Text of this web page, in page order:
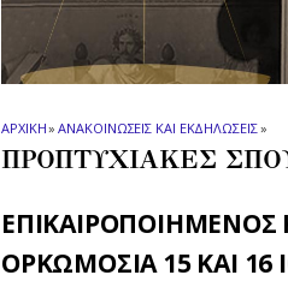
ΑΡΧΙΚΗ» ΑΝΑΚΟΙΝΩΣΕΙΣ ΚΑΙ ΕΚΔΗΛΩΣΕΙΣ»
ΠΡΟΠΤΥΧΙΑΚΕΣ
ΟΡΚΩΜΟΣΙΑ 15 ΚΑΙ 16